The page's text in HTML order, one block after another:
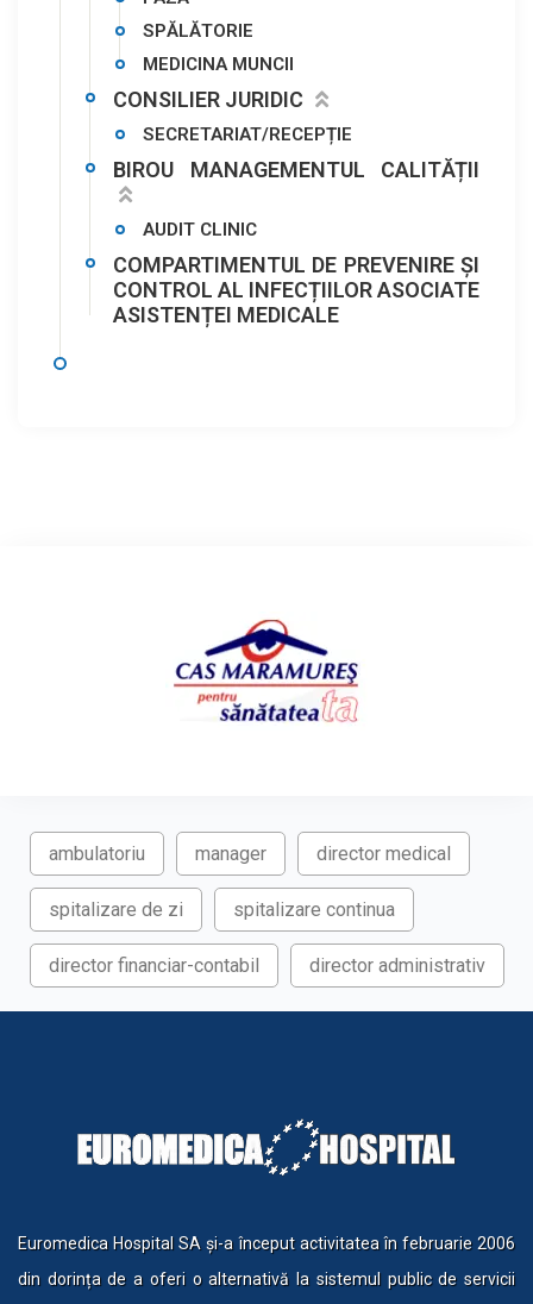
SPĂLĂTORIE
MEDICINA MUNCII
CONSILIER JURIDIC
SECRETARIAT/RECEPȚIE
BIROU MANAGEMENTUL CALITĂȚII
AUDIT CLINIC
COMPARTIMENTUL DE PREVENIRE ȘI
CONTROL AL INFECȚIILOR ASOCIATE
ASISTENȚEI MEDICALE
ambulatoriu manager director medical
spitalizare de zi spitalizare continua
director financiar-contabil director administrativ
Euromedica Hospital SA și-a început activitatea în februarie 2006
din dorința de a oferi o alternativă la sistemul public de servicii